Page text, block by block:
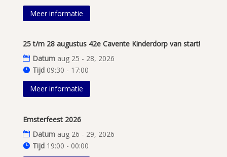
Meer informatie
25 t/m 28 augustus 42e Cavente Kinderdorp van start!
Datum aug 25 - 28, 2026
Tijd 09:30 - 17:00
Meer informatie
Emsterfeest 2026
Datum aug 26 - 29, 2026
Tijd 19:00 - 00:00